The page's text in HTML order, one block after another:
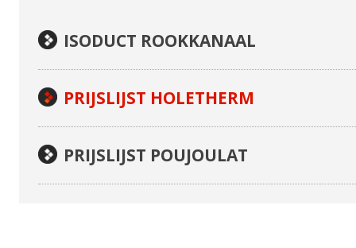
ISODUCT ROOKKANAAL
PRIJSLIJST HOLETHERM
PRIJSLIJST POUJOULAT